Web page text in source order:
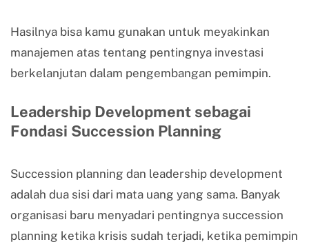
Hasilnya bisa kamu gunakan untuk meyakinkan
manajemen atas tentang pentingnya investasi
berkelanjutan dalam pengembangan pemimpin.
Leadership Development sebagai
Fondasi Succession Planning
Succession planning dan leadership development
adalah dua sisi dari mata uang yang sama. Banyak
organisasi baru menyadari pentingnya succession
planning ketika krisis sudah terjadi, ketika pemimpin